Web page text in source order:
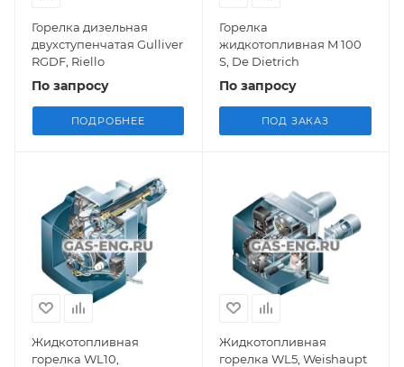
Горелка дизельная
двухступенчатая Gulliver
RGDF, Riello
По запросу
ПОДРОБНЕЕ
Горелка
жидкотопливная M 100
S, De Dietrich
По запросу
ПОД ЗАКАЗ
Жидкотопливная
горелка WL10,
Жидкотопливная
горелка WL5, Weishaupt